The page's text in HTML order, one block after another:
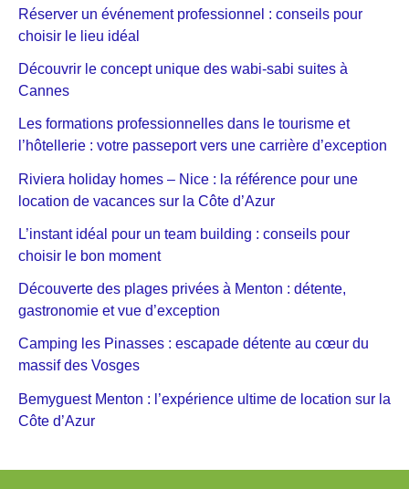
Réserver un événement professionnel : conseils pour
choisir le lieu idéal
Découvrir le concept unique des wabi-sabi suites à
Cannes
Les formations professionnelles dans le tourisme et
l’hôtellerie : votre passeport vers une carrière d’exception
Riviera holiday homes – Nice : la référence pour une
location de vacances sur la Côte d’Azur
L’instant idéal pour un team building : conseils pour
choisir le bon moment
Découverte des plages privées à Menton : détente,
gastronomie et vue d’exception
Camping les Pinasses : escapade détente au cœur du
massif des Vosges
Bemyguest Menton : l’expérience ultime de location sur la
Côte d’Azur